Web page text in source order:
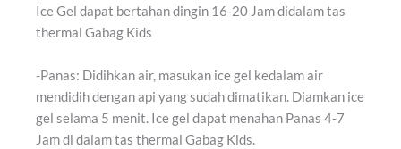
Ice Gel dapat bertahan dingin 16-20 Jam didalam tas
thermal Gabag Kids
-Panas: Didihkan air, masukan ice gel kedalam air
mendidih dengan api yang sudah dimatikan. Diamkan ice
gel selama 5 menit. Ice gel dapat menahan Panas 4-7
Jam di dalam tas thermal Gabag Kids.